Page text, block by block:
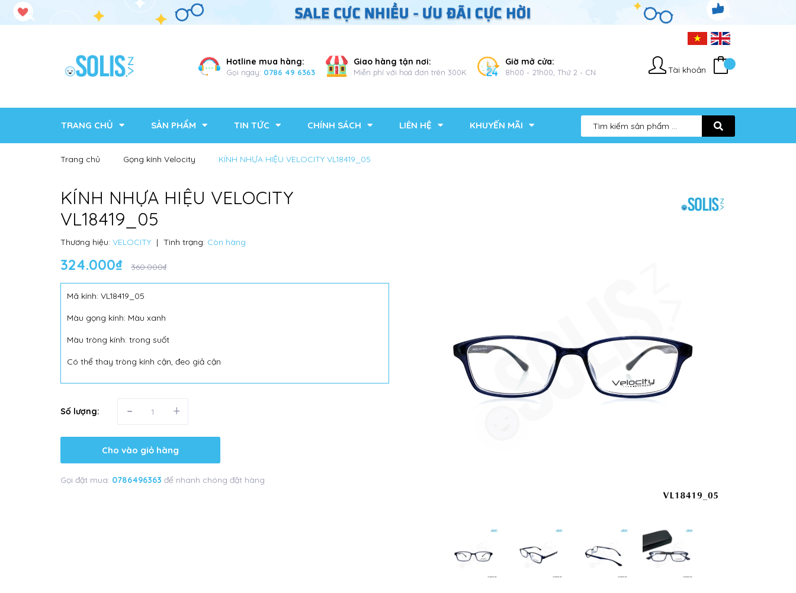
Hotline mua hàng:
Gọi ngay: 0786 49 6363
Giao hàng tận nơi:
Miễn phí với hoá đơn trên 300K
Giờ mở cửa:
8h00 - 21h00, Thứ 2 - CN Tài khoản
TRANG CHỦ SẢN PHẨM TIN TỨC CHÍNH SÁCH LIÊN HỆ KHUYẾN MÃI
Trang chủ Gọng kính Velocity KÍNH NHỰA HIỆU VELOCITY VL18419_05
KÍNH NHỰA HIỆU VELOCITY
VL18419_05
Thương hiệu: VELOCITY | Tình trạng: Còn hàng
324.000₫ 360.000₫
Mã kính: VL18419_05
Màu gọng kính: Màu xanh
Màu tròng kính: trong suốt
Có thể thay tròng kính cận, đeo giả cận
Số lượng: - +
Cho vào giỏ hàng
Gọi đặt mua: 0786496363 để nhanh chóng đặt hàng